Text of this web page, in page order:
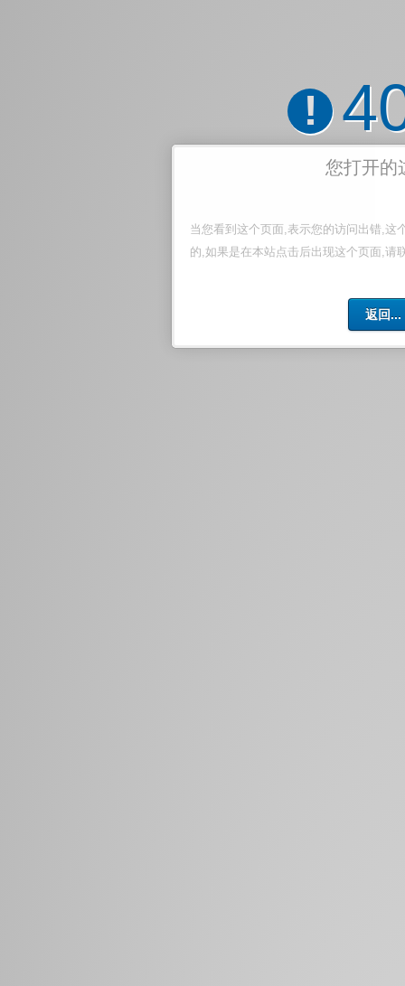
!
您打开的
当您看到这个页面,表示您的访问出错,这
的,如果是在本站点击后出现这个页面,请
返回...